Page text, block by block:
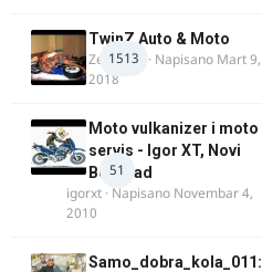
1513
TwinZ Auto & Moto
Zeljkamp · Napisano Mart 9,
2018
51
Moto vulkanizer i moto
servis - Igor XT, Novi
Beograd
igorxt · Napisano Novembar 4,
2010
Samo_dobra_kola_011: